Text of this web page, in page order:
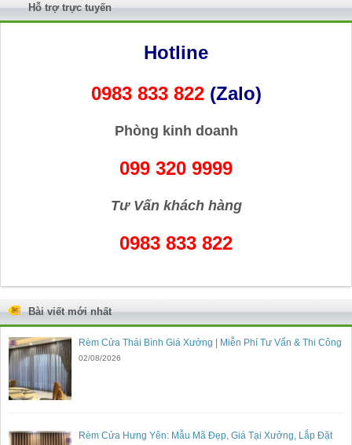
Hỗ trợ trực tuyến
Hotline
0983 833 822 (Zalo)
Phòng kinh doanh
099 320 9999
Tư Vấn khách hàng
0983 833 822
Bài viết mới nhất
Rèm Cửa Thái Bình Giá Xưởng | Miễn Phí Tư Vấn & Thi Công
02/08/2026
Rèm Cửa Hưng Yên: Mẫu Mã Đẹp, Giá Tại Xưởng, Lắp Đặt